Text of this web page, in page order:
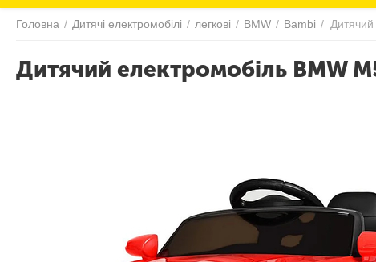
Головна / Дитячі електромобілі / легкові / BMW / Bambi /
Дитячий електромобіль BMW